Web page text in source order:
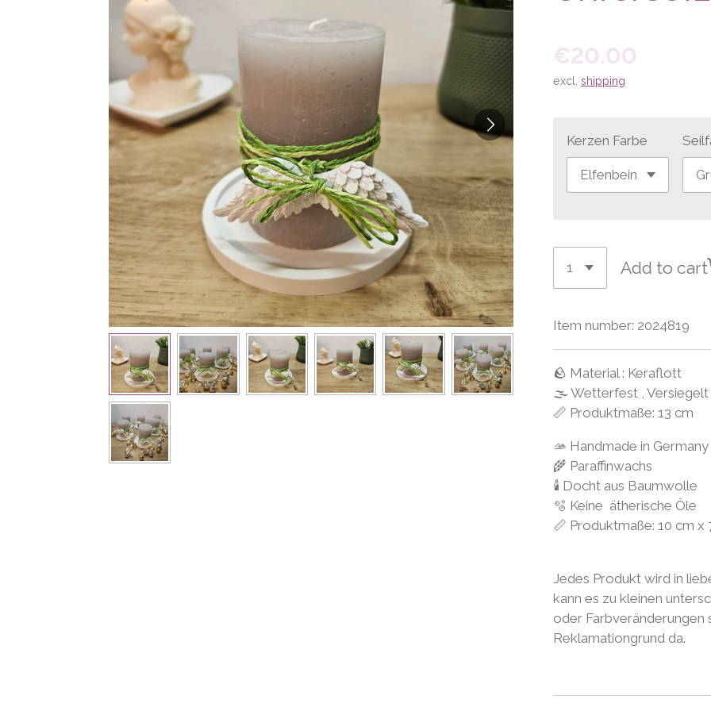
€20.00
excl. shipping
Kerzen Farbe
Add to cart
Item number: 2024819
🪨 Material : Keraflott
🌫 Wetterfest , Versiegelt
📏 Produktmaße: 13 cm
🫴 Handmade in Germany
🌾 Paraffinwachs
🕯 Docht aus Baumwolle
🫧 Keine ätherische Öle
📏 Produktmaße: 10 cm x
Jedes Produkt wird in
kann es zu kleinen
oder Farbveränderungen
Reklamationgrund da.